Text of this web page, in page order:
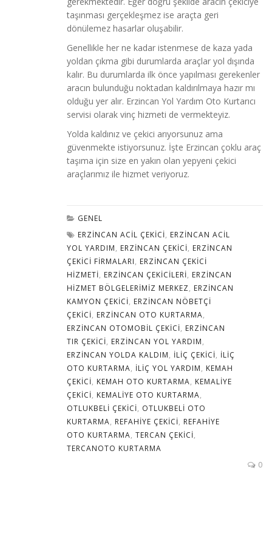
taşınması gerçekleşmez ise araçta geri
dönülemez hasarlar oluşabilir.
Genellikle her ne kadar istenmese de kaza yada
yoldan çıkma gibi durumlarda araçlar yol dışında
kalır. Bu durumlarda ilk önce yapılması gerekenler
aracın bulunduğu noktadan kaldırılmaya hazır mı
olduğu yer alır. Erzincan Yol Yardım Oto Kurtarıcı
servisi olarak vinç hizmeti de vermekteyiz.
Yolda kaldınız ve çekici arıyorsunuz ama
güvenmekte istiyorsunuz. İşte Erzincan çoklu araç
taşıma için size en yakın olan yepyeni çekici
araçlarımız ile hizmet veriyoruz.
GENEL
ERZINCAN ACIL ÇEKICI, ERZINCAN ACIL
YOL YARDIM, ERZINCAN ÇEKICI, ERZINCAN
ÇEKICI FIRMALARI, ERZINCAN ÇEKICI
HIZMETI, ERZINCAN ÇEKICILERI, ERZINCAN
HIZMET BÖLGELERIMIZ MERKEZ, ERZINCAN
KAMYON ÇEKICI, ERZINCAN NÖBETÇI
ÇEKICI, ERZINCAN OTO KURTARMA,
ERZINCAN OTOMOBIL ÇEKICI, ERZINCAN
TIR ÇEKICI, ERZINCAN YOL YARDIM,
ERZINCAN YOLDA KALDIM, İLİÇ ÇEKİCİ, İLİÇ
OTO KURTARMA, İLIÇ YOL YARDIM, KEMAH
ÇEKİCİ, KEMAH OTO KURTARMA, KEMALİYE
ÇEKİCİ, KEMALİYE OTO KURTARMA,
OTLUKBELİ ÇEKİCİ, OTLUKBELİ OTO
KURTARMA, REFAHİYE ÇEKİCİ, REFAHİYE
OTO KURTARMA, TERCAN ÇEKİCİ,
TERCANOTO KURTARMA
0